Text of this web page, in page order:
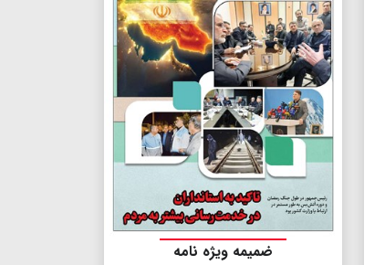
ضمیمه ویژه نامه